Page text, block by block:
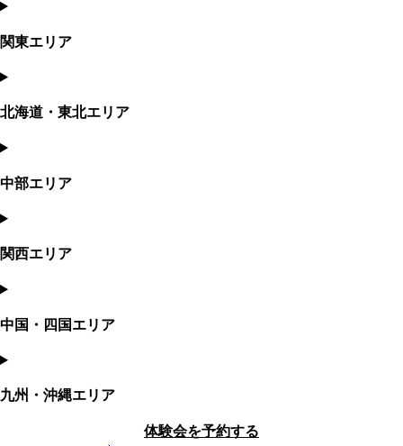
関東エリア
北海道・東北エリア
中部エリア
関西エリア
中国・四国エリア
九州・沖縄エリア
体験会を予約する